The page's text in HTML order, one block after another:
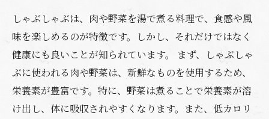
しゃぶしゃぶは、肉や野菜を湯で煮る料理で、食感や風
味を楽しめるのが特徴です。しかし、それだけではなく
健康にも良いことが知られています。 まず、しゃぶしゃ
ぶに使われる肉や野菜は、新鮮なものを使用するため、
栄養素が豊富です。特に、野菜は煮ることで栄養素が溶
け出し、体に吸収されやすくなります。また、低カロリ